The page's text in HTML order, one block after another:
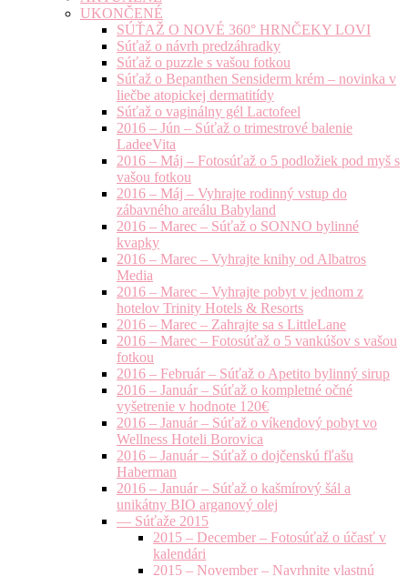
UKONČENÉ
SÚŤAŽ O NOVÉ 360° HRNČEKY LOVI
Súťaž o návrh predzáhradky
Súťaž o puzzle s vašou fotkou
Súťaž o Bepanthen Sensiderm krém – novinka v
liečbe atopickej dermatitídy
Súťaž o vaginálny gél Lactofeel
2016 – Jún – Súťaž o trimestrové balenie
LadeeVita
2016 – Máj – Fotosúťaž o 5 podložiek pod myš s
vašou fotkou
2016 – Máj – Vyhrajte rodinný vstup do
zábavného areálu Babyland
2016 – Marec – Súťaž o SONNO bylinné
kvapky
2016 – Marec – Vyhrajte knihy od Albatros
Media
2016 – Marec – Vyhrajte pobyt v jednom z
hotelov Trinity Hotels & Resorts
2016 – Marec – Zahrajte sa s LittleLane
2016 – Marec – Fotosúťaž o 5 vankúšov s vašou
fotkou
2016 – Február – Súťaž o Apetito bylinný sirup
2016 – Január – Súťaž o kompletné očné
vyšetrenie v hodnote 120€
2016 – Január – Súťaž o víkendový pobyt vo
Wellness Hoteli Borovica
2016 – Január – Súťaž o dojčenskú fľašu
Haberman
2016 – Január – Súťaž o kašmírový šál a
unikátny BIO arganový olej
— Súťaže 2015
2015 – December – Fotosúťaž o účasť v
kalendári
2015 – November – Navrhnite vlastnú